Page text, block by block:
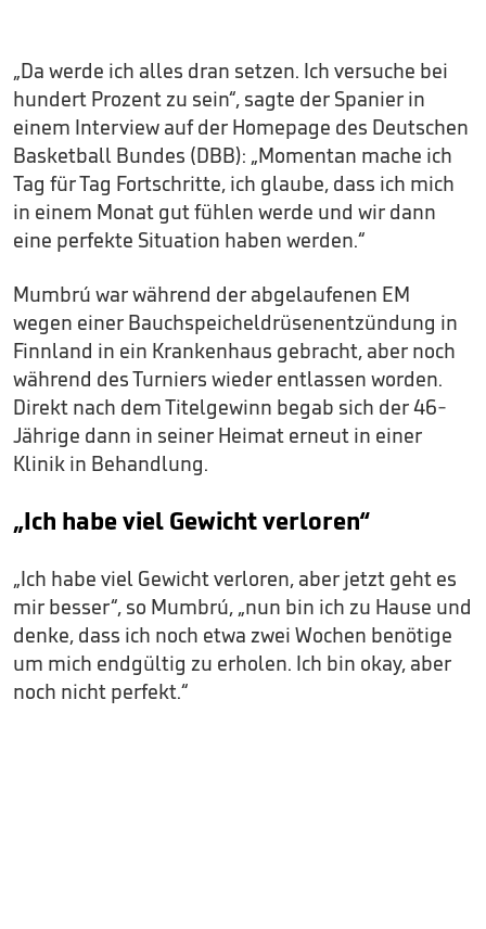
„Da werde ich alles dran setzen. Ich versuche bei
hundert Prozent zu sein“, sagte der Spanier in
einem Interview auf der Homepage des Deutschen
Basketball Bundes (DBB): „Momentan mache ich
Tag für Tag Fortschritte, ich glaube, dass ich mich
in einem Monat gut fühlen werde und wir dann
eine perfekte Situation haben werden.“
Mumbrú war während der abgelaufenen EM
wegen einer Bauchspeicheldrüsenentzündung in
Finnland in ein Krankenhaus gebracht, aber noch
während des Turniers wieder entlassen worden.
Direkt nach dem Titelgewinn begab sich der 46-
Jährige dann in seiner Heimat erneut in einer
Klinik in Behandlung.
„Ich habe viel Gewicht verloren“
„Ich habe viel Gewicht verloren, aber jetzt geht es
mir besser“, so Mumbrú, „nun bin ich zu Hause und
denke, dass ich noch etwa zwei Wochen benötige
um mich endgültig zu erholen. Ich bin okay, aber
noch nicht perfekt.“